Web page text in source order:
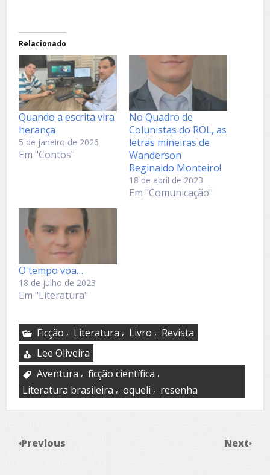
Relacionado
Quando a escrita vira
herança
5 de janeiro de 2026
Em "Contos"
No Quadro de
Colunistas do ROL, as
letras mineiras de
Wanderson
Reginaldo Monteiro!
18 de abril de 2023
Em "Comunicação"
O tempo voa…
18 de julho de 2023
Em "Literatura"
Ficção , Literatura , Livro , Revista
Lee Oliveira
Aventura , ficção científica ,
Literatura brasileira , oqueli , resenha
Previous Next